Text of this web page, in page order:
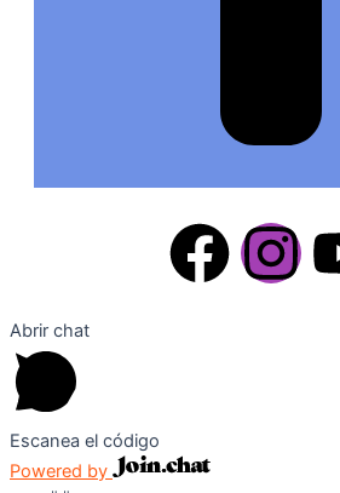
F
a
I
n
Abrir chat
Escanea el código
Powered by